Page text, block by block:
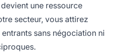
une ressource
secteur, vous attirez
sans négociation ni